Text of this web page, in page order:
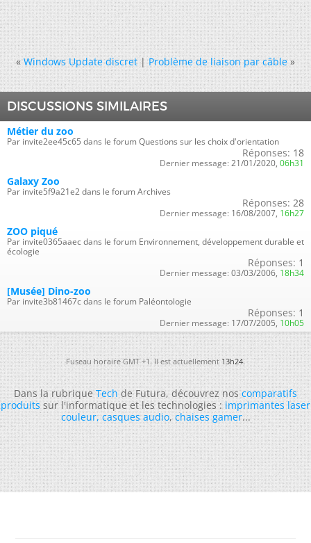
« Windows Update discret|Problème de liaison par câble »
DISCUSSIONS SIMILAIRES
Métier du zoo
Par invite2ee45c65 dans le forum Questions sur les choix d'orientation
Réponses: 18
Dernier message: 21/01/2020, 06h31
Galaxy Zoo
Par invite5f9a21e2 dans le forum Archives
Réponses: 28
Dernier message: 16/08/2007, 16h27
ZOO piqué
Par invite0365aaec dans le forum Environnement, développement durable et
écologie
Réponses: 1
Dernier message: 03/03/2006, 18h34
[Musée] Dino-zoo
Par invite3b81467c dans le forum Paléontologie
Réponses: 1
Dernier message: 17/07/2005, 10h05
Fuseau horaire GMT +1. Il est actuellement13h24.
Dans la rubriqueTechde Futura, découvrez noscomparatifs
produitssur l'informatique et les technologies :imprimantes laser
couleur,casques audio,chaises gamer...